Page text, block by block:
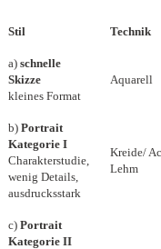
Stil Technik
a) schnelle
Skizze
kleines Format
Aquarell
b) Portrait
Kategorie I
Charakterstudie,
wenig Details,
ausdrucksstark
Kreide/
Lehm
c) Portrait
Kategorie II